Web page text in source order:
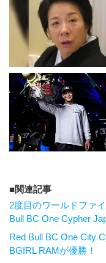
関連記事
2度目のワールドファ
Bull BC One Cypher
Red Bull BC One City
BGIRL RAMが優勝！